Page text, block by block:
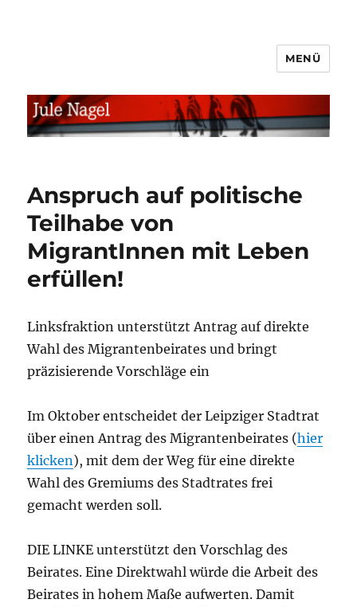
MENÜ
Anspruch auf politische
Teilhabe von
MigrantInnen mit Leben
erfüllen!
Linksfraktion unterstützt Antrag auf direkte
Wahl des Migrantenbeirates und bringt
präzisierende Vorschläge ein
Im Oktober entscheidet der Leipziger Stadtrat
über einen Antrag des Migrantenbeirates (hier
klicken), mit dem der Weg für eine direkte
Wahl des Gremiums des Stadtrates frei
gemacht werden soll.
DIE LINKE unterstützt den Vorschlag des
Beirates. Eine Direktwahl würde die Arbeit des
Beirates in hohem Maße aufwerten. Damit